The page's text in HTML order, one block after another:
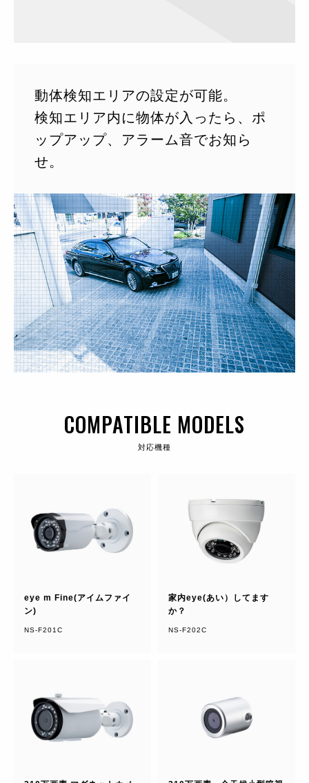
動体検知エリアの設定が可能。
検知エリア内に物体が入ったら、ポ
ップアップ、アラーム音でお知ら
せ。
COMPATIBLE MODELS
対応機種
eye m Fine(アイムファイ
ン)
NS-F201C
家内eye(あい）してます
か？
NS-F202C